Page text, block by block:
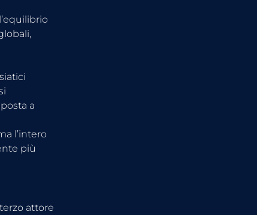
a
l’intero
più
attore